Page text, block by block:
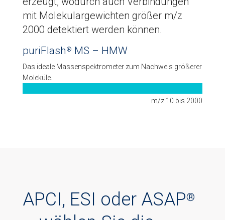
mit Molekulargewichten größer m/z
2000 detektiert werden können.
puriFlash ® MS – HMW
Das ideale Massenspektrometer zum Nachweis größerer
Moleküle.
m/z 10 bis 2000
APCI, ESI oder ASAP®